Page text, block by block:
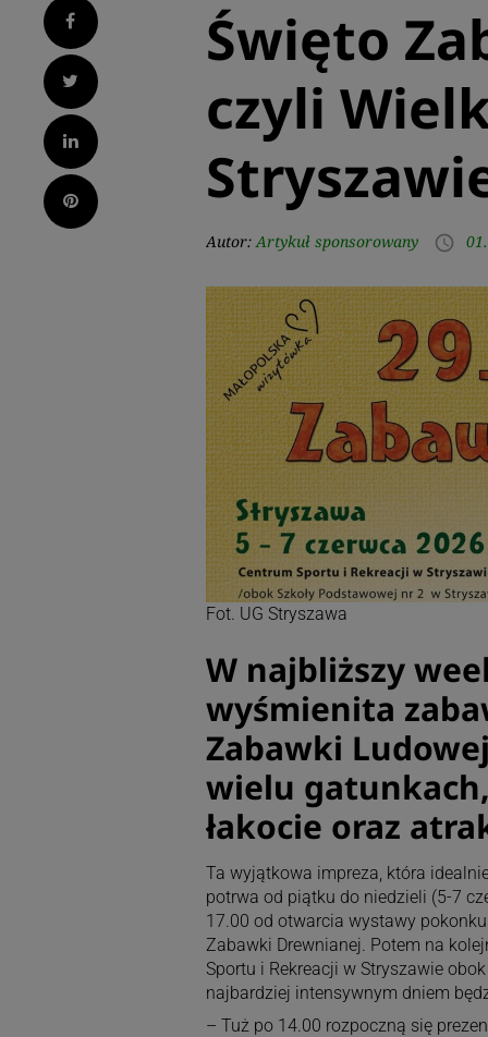
Facebook
Twitter
LinkedIn
Pinterest
Święto
czyli
Autor:Artykuł sponsorowany access_time
Fot. UG Stryszawa
W najbliższy
wyśmienita
Zabawki
wielu
łakocie oraz
Ta wyjątkowa impreza, która
potrwa od piątku do niedzieli (5-7
17.00 od otwarcia wystawy
Zabawki Drewnianej. Potem na
Sportu i Rekreacji w Stryszawie
najbardziej intensywnym dniem
– Tuż po 14.00 rozpoczną się